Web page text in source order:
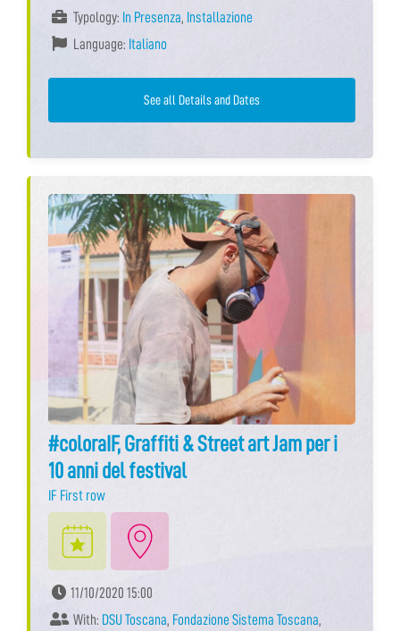
Typology: In Presenza, Installazione
Language: Italiano
See all Details and Dates
#coloraIF, Graffiti & Street art Jam per i
10 anni del festival
IF First row
11/10/2020 15:00
With: DSU Toscana, Fondazione Sistema Toscana,